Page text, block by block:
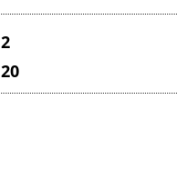
2
20